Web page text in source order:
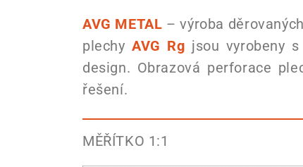
AVG METAL – výroba
plechyAVG Rg jsou vyrobeny
design. Obrazová perforace
řešení.
MĚŘÍTKO 1:1